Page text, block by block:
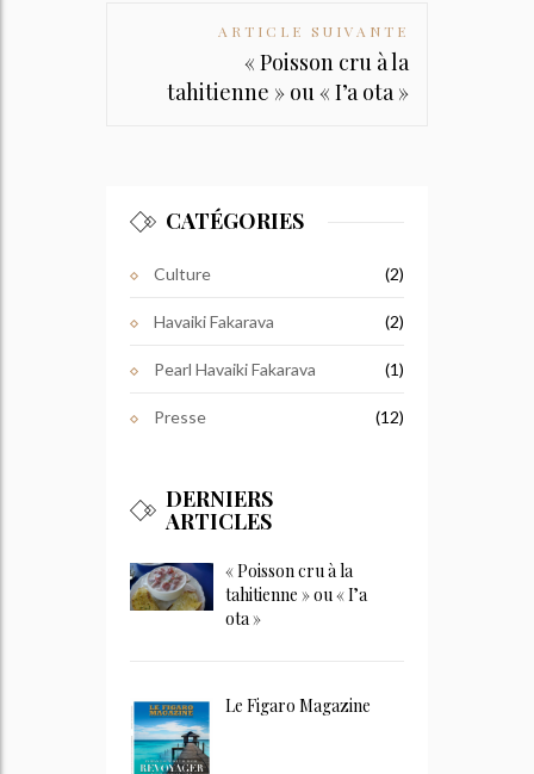
ARTICLE SUIVANTE
« Poisson cru à la
tahitienne » ou « I’a ota »
CATÉGORIES
Culture (2)
Havaiki Fakarava (2)
Pearl Havaiki Fakarava (1)
Presse (12)
DERNIERS
ARTICLES
« Poisson cru à la
tahitienne » ou « I’a
ota »
Le Figaro Magazine